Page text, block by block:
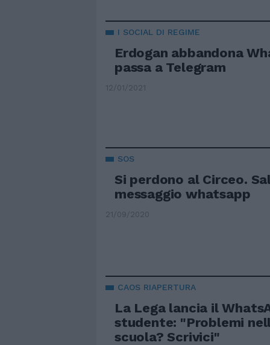
I SOCIAL DI REGIME
Erdogan abbandona
passa a Telegram
12/01/2021
SOS
Si perdono al Circeo.
messaggio whatsapp
21/09/2020
CAOS RIAPERTURA
La Lega lancia il
studente: "Problemi
scuola? Scrivici"